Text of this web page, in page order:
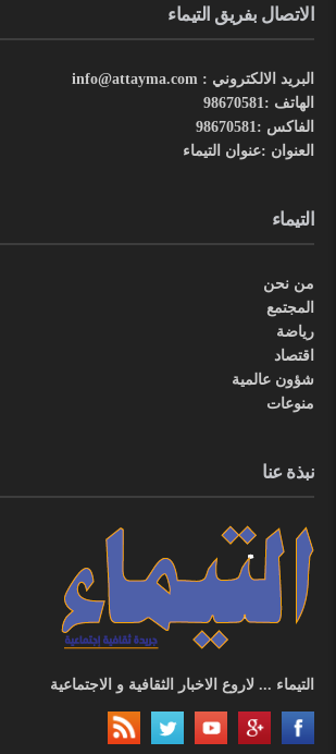
الاتصال بفريق التيماء
البريد الالكتروني : info@attayma.com
الهاتف :98670581
الفاكس :98670581
العنوان :عنوان التيماء
التيماء
من نحن
المجتمع
رياضة
اقتصاد
شؤون عالمية
منوعات
نبذة عنا
التيماء ... لاروع الاخبار الثقافية و الاجتماعية